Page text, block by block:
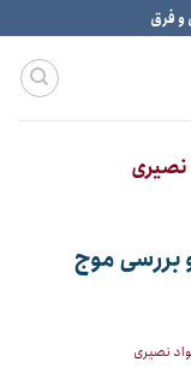
و فرق
بررسی موج
نصیری